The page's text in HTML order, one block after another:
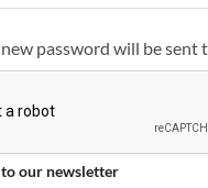
password will be sent
our newsletter